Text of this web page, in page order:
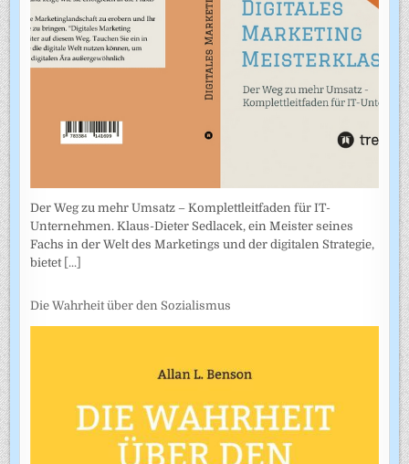
Der Weg zu mehr Umsatz – Komplettleitfaden für IT-
Unternehmen. Klaus-Dieter Sedlacek, ein Meister seines
Fachs in der Welt des Marketings und der digitalen Strategie,
bietet [...]
Die Wahrheit über den Sozialismus